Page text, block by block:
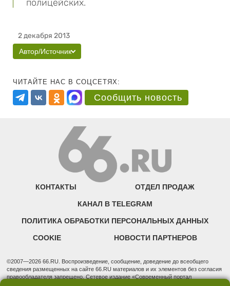
полицейских.
2 декабря 2013
Автор/Источник
ЧИТАЙТЕ НАС В СОЦСЕТЯХ:
Сообщить новость
КОНТАКТЫ ОТДЕЛ ПРОДАЖ
КАНАЛ В TELEGRAM
ПОЛИТИКА ОБРАБОТКИ ПЕРСОНАЛЬНЫХ ДАННЫХ
COOKIE НОВОСТИ ПАРТНЕРОВ
©2007—2026 66.RU. Воспроизведение, сообщение, доведение до всеобщего
сведения размещенных на сайте 66.RU материалов и их элементов без согласия
правообладателя запрещено. Сетевое издание «Современный портал